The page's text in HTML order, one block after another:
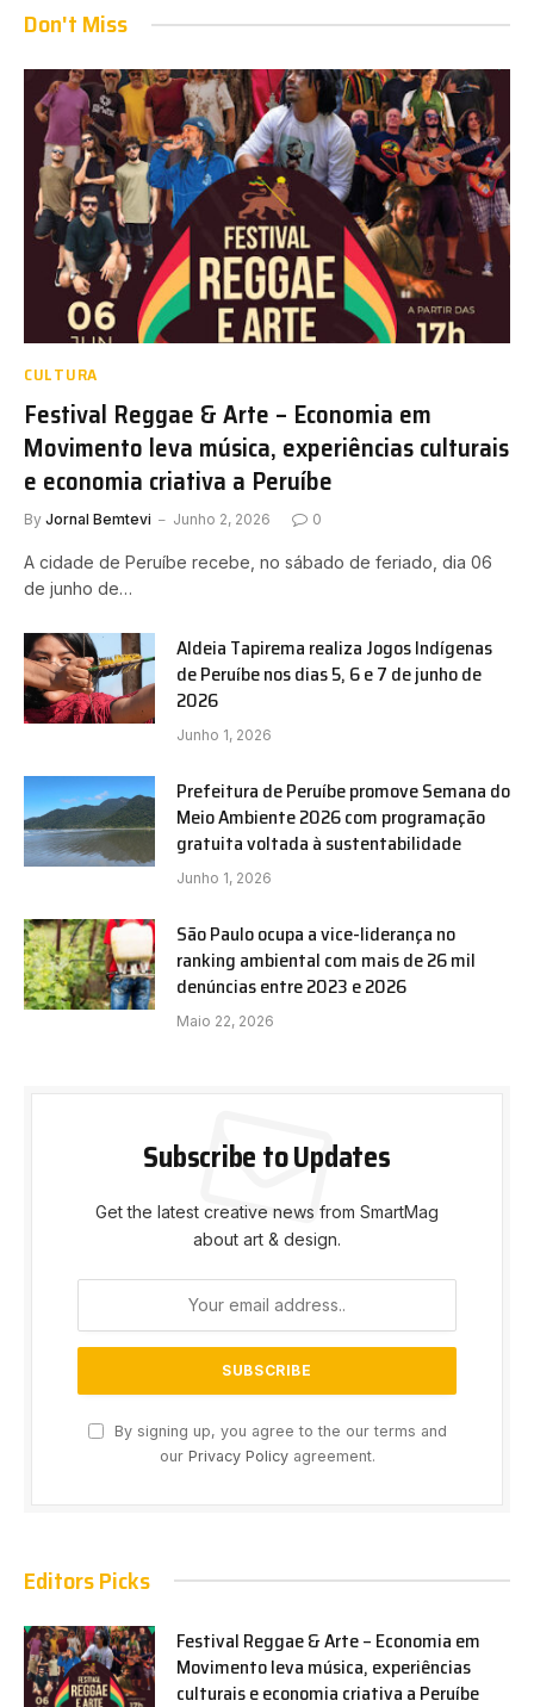
Don't Miss
CULTURA
Festival Reggae & Arte – Economia em
Movimento leva música, experiências culturais
e economia criativa a Peruíbe
By Jornal Bemtevi Junho 2, 2026 0
A cidade de Peruíbe recebe, no sábado de feriado, dia 06
de junho de…
Aldeia Tapirema realiza Jogos Indígenas
de Peruíbe nos dias 5, 6 e 7 de junho de
2026
Junho 1, 2026
Prefeitura de Peruíbe promove Semana do
Meio Ambiente 2026 com programação
gratuita voltada à sustentabilidade
Junho 1, 2026
São Paulo ocupa a vice-liderança no
ranking ambiental com mais de 26 mil
denúncias entre 2023 e 2026
Maio 22, 2026
Subscribe to Updates
Get the latest creative news from SmartMag
about art & design.
By signing up, you agree to the our terms and
our Privacy Policyagreement.
Editors Picks
Festival Reggae & Arte – Economia em
Movimento leva música, experiências
culturais e economia criativa a Peruíbe